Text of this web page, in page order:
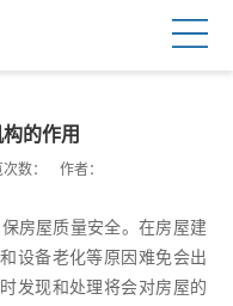
的作用
数： 作者：
房屋质量安全。在房屋建
设备老化等原因难免会出
发现和处理将会对房屋的